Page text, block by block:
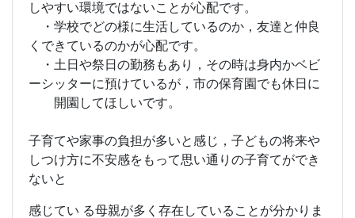
しやすい環境ではないことが心配です。
・学校でどの様に生活しているのか，友達と仲良
くできているのかが心配です。
・土日や祭日の勤務もあり，その時は身内かベビ
ーシッターに預けているが，市の保育園でも休日に
開園してほしいです。
子育てや家事の負担が多いと感じ，子どもの将来や
しつけ方に不安感をもって思い通りの子育てができ
ないと
感じてい る母親が多く存在していることが分かりま